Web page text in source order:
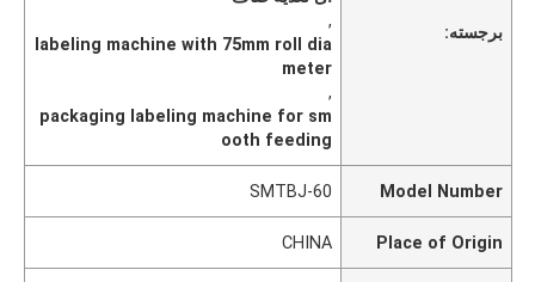
برجسته:
,
labeling machine with 75mm roll dia
meter
,
packaging labeling machine for sm
ooth feeding
Model Number
SMTBJ-60
Place of Origin
CHINA